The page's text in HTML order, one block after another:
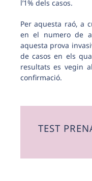
l’1% dels casos.
Per aquesta raó, a
en el numero de
aquesta prova
de casos en els
resultats es vegin
confirmació.
TEST